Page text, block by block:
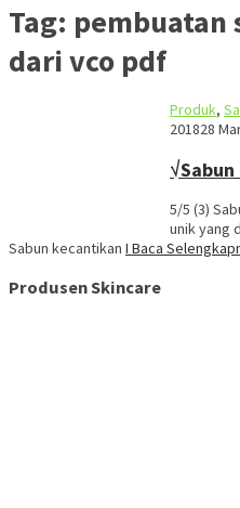
Tag: pembuatan
dari vco pdf
Produk,
201828
5/5 (3)
unik yang
Sabun kecantikan I Baca
Produsen Skincare